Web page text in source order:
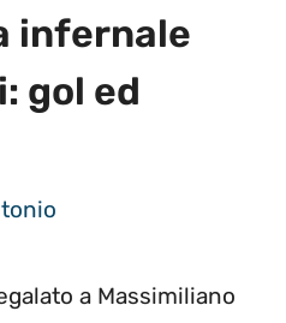
infernale
gol ed
a Massimiliano